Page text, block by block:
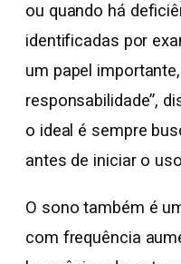
ou quando há
identificadas por
um papel
responsabilidade”,
o ideal é sempre
antes de iniciar o
O sono também é
com frequência